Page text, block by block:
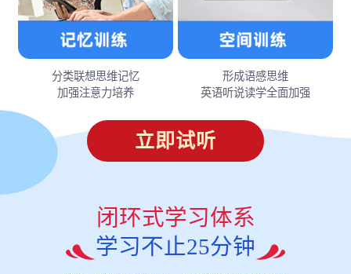
分类联想思维记忆
加强注意力培养
形成语感思维
英语听说读学全面加强
立即试听
闭环式学习体系
学习不止25分钟